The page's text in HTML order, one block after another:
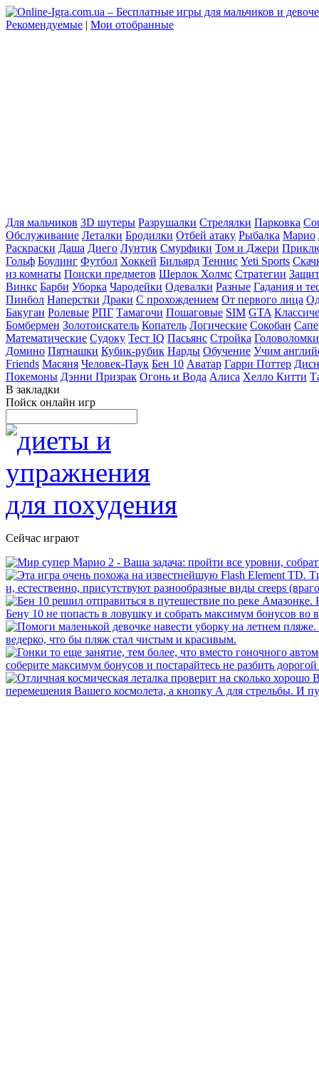
Рекомендуемые | Мои отобранные
Для мальчиков 3D шутеры Разрушалки Стрелялки Парковка
Обслуживание Леталки Бродилки Отбей атаку Рыбалка Марио
Раскраски Даша Диего Лунтик Смурфики Том и Джери
Гольф Боулинг Футбол Хоккей Бильярд Теннис Yeti Sports
из комнаты Поиски предметов Шерлок Холмс Стратегии
Винкс Барби Уборка Чародейки Одевалки Разные Гадания и
Пинбол Наперстки Драки С прохождением От первого лица
Бакуган Ролевые РПГ Тамагочи Пошаговые SIM GTA
Бомбермен Золотоискатель Копатель Логические Сокобан
Математические Судоку Тест IQ Пасьянс Стройка Головоломки
Домино Пятнашки Кубик-рубик Нарды Обучение Учим
Friends Масяня Человек-Паук Бен 10 Аватар Гарри Поттер
Покемоны Дэнни Призрак Огонь и Вода Алиса Хелло Китти
В закладки
Пойск онлайн игр
Сейчас играют